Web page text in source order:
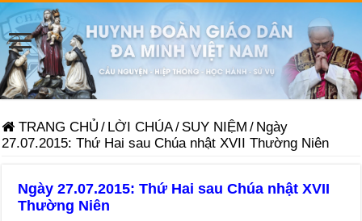
TRANG CHỦ / LỜI CHÚA/ SUY NIỆM / Ngày
27.07.2015: Thứ Hai sau Chúa nhật XVII Thường Niên
Ngày 27.07.2015: Thứ Hai sau Chúa nhật XVII
Thường Niên